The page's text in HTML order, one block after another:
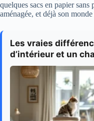
quelques sacs en papier
aménagée, et déjà son
Les vraies
d’intérieur et un